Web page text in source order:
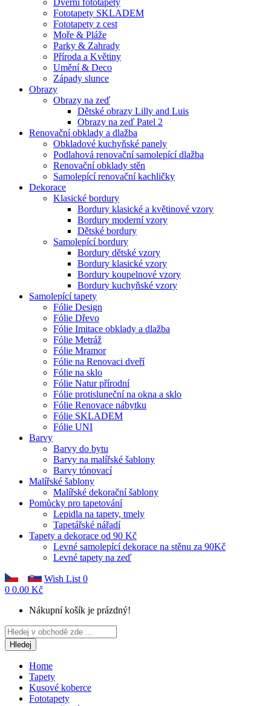
Fototapety SKLADEM
Fototapety z cest
Moře & Pláže
Parky & Zahrady
Příroda a Květiny
Umění & Deco
Západy slunce
Obrazy
Obrazy na zeď
Dětské obrazy Lilly and Luis
Obrazy na zeď Patel 2
Renovační obklady a dlažba
Obkladové kuchyňské panely
Podlahová renovační samolepící dlažba
Renovační obklady stěn
Samolepící renovační kachličky
Dekorace
Klasické bordury
Bordury klasické a květinové vzory
Bordury moderní vzory
Dětské bordury
Samolepící bordury
Bordury dětské vzory
Bordury klasické vzory
Bordury koupelnové vzory
Bordury kuchyňské vzory
Samolepící tapety
Fólie Design
Fólie Dřevo
Fólie Imitace obklady a dlažba
Fólie Metráž
Fólie Mramor
Fólie na Renovaci dveří
Fólie na sklo
Fólie Natur přírodní
Fólie protisluneční na okna a sklo
Fólie Renovace nábytku
Fólie SKLADEM
Fólie UNI
Barvy
Barvy do bytu
Barvy na malířské šablony
Barvy tónovací
Malířské šablony
Malířské dekorační šablony
Pomůcky pro tapetování
Lepidla na tapety, tmely
Tapetářské nářadí
Tapety a dekorace od 90 Kč
Levné samolepící dekorace na stěnu za 90Kč
Levné tapety na zeď
Wish List 0
0 0.00 Kč
Nákupní košík je prázdný!
Hledej
Home
Tapety
Kusové koberce
Fototapety